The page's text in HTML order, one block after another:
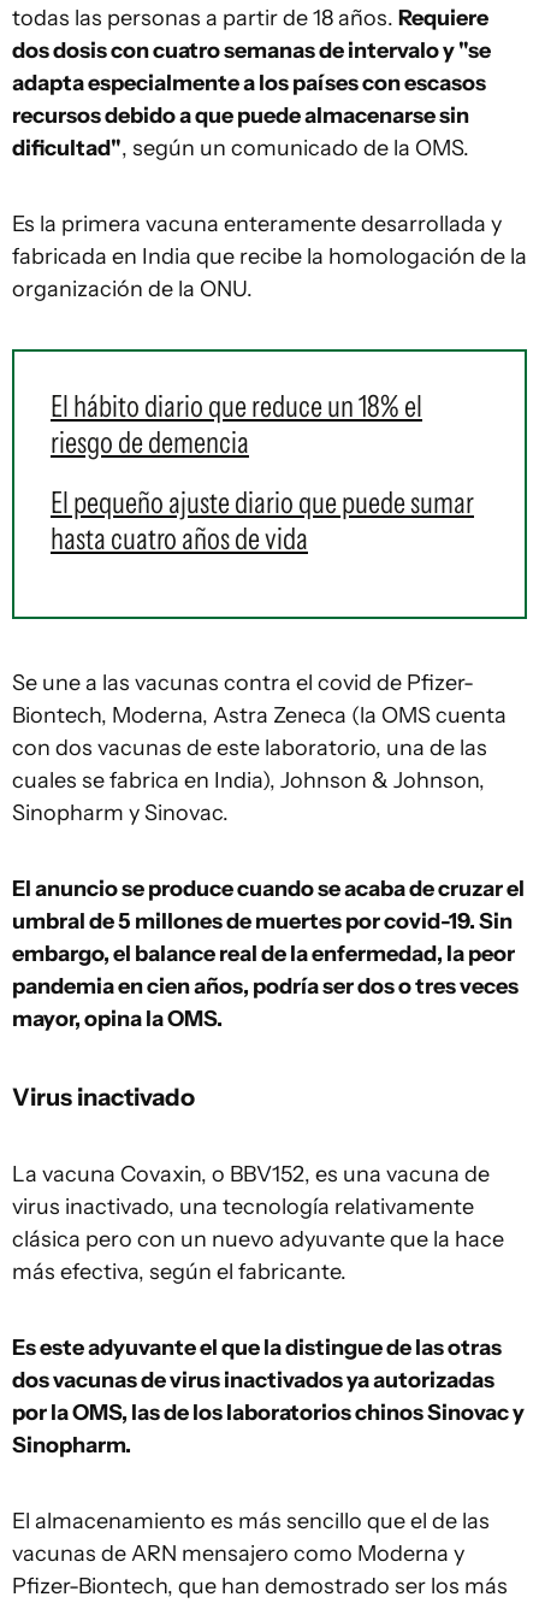
todas las personas a partir de 18 años. Requiere
dos dosis con cuatro semanas de intervalo y "se
adapta especialmente a los países con escasos
recursos debido a que puede almacenarse sin
dificultad", según un comunicado de la OMS.
Es la primera vacuna enteramente desarrollada y
fabricada en India que recibe la homologación de la
organización de la ONU.
El hábito diario que reduce un 18% el
riesgo de demencia
El pequeño ajuste diario que puede sumar
hasta cuatro años de vida
Se une a las vacunas contra el covid de Pfizer-
Biontech, Moderna, Astra Zeneca (la OMS cuenta
con dos vacunas de este laboratorio, una de las
cuales se fabrica en India), Johnson & Johnson,
Sinopharm y Sinovac.
El anuncio se produce cuando se acaba de cruzar el
umbral de 5 millones de muertes por covid-19. Sin
embargo, el balance real de la enfermedad, la peor
pandemia en cien años, podría ser dos o tres veces
mayor, opina la OMS.
Virus inactivado
La vacuna Covaxin, o BBV152, es una vacuna de
virus inactivado, una tecnología relativamente
clásica pero con un nuevo adyuvante que la hace
más efectiva, según el fabricante.
Es este adyuvante el que la distingue de las otras
dos vacunas de virus inactivados ya autorizadas
por la OMS, las de los laboratorios chinos Sinovac y
Sinopharm.
El almacenamiento es más sencillo que el de las
vacunas de ARN mensajero como Moderna y
Pfizer-Biontech, que han demostrado ser los más